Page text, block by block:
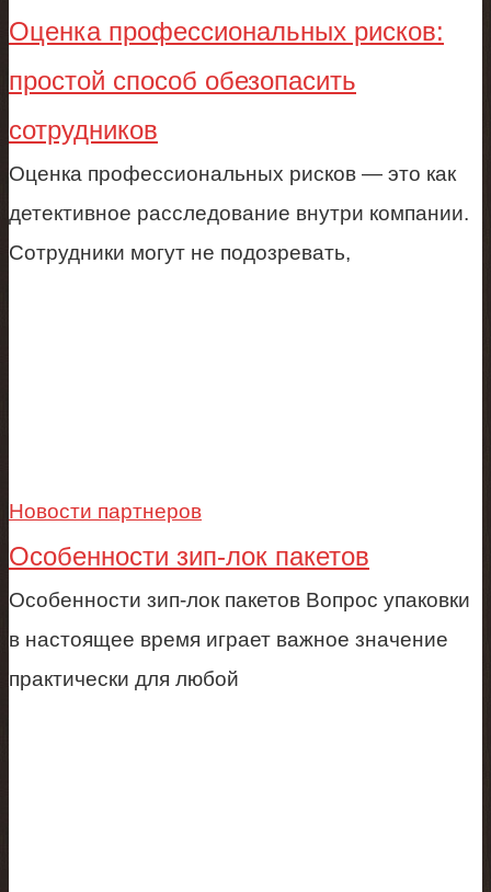
Оценка профессиональных рисков:
простой способ обезопасить
сотрудников
Оценка профессиональных рисков — это как
детективное расследование внутри компании.
Сотрудники могут не подозревать,
Новости партнеров
Особенности зип-лок пакетов
Особенности зип-лок пакетов Вопрос упаковки
в настоящее время играет важное значение
практически для любой